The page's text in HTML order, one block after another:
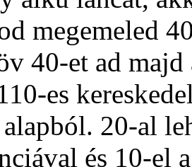
megemeled
40-et ad
es
alapból. 20-al
és 10-el